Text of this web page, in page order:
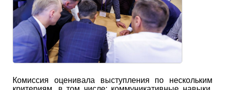
Комиссия оценивала выступления по нескольким